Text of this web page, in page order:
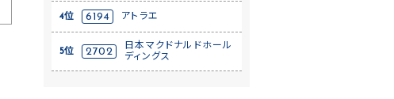
4位 6194 アトラエ
5位 2702
日本マクドナルドホール
ディングス